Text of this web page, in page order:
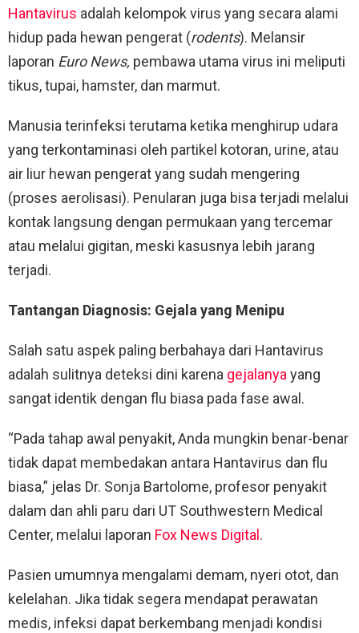
Hantavirus adalah kelompok virus yang secara alami
hidup pada hewan pengerat (rodents). Melansir
laporan Euro News, pembawa utama virus ini meliputi
tikus, tupai, hamster, dan marmut.
Manusia terinfeksi terutama ketika menghirup udara
yang terkontaminasi oleh partikel kotoran, urine, atau
air liur hewan pengerat yang sudah mengering
(proses aerolisasi). Penularan juga bisa terjadi melalui
kontak langsung dengan permukaan yang tercemar
atau melalui gigitan, meski kasusnya lebih jarang
terjadi.
Tantangan Diagnosis: Gejala yang Menipu
Salah satu aspek paling berbahaya dari Hantavirus
adalah sulitnya deteksi dini karena gejalanyayang
sangat identik dengan flu biasa pada fase awal.
“Pada tahap awal penyakit, Anda mungkin benar-benar
tidak dapat membedakan antara Hantavirus dan flu
biasa,” jelas Dr. Sonja Bartolome, profesor penyakit
dalam dan ahli paru dari UT Southwestern Medical
Center, melalui laporan Fox News Digital .
Pasien umumnya mengalami demam, nyeri otot, dan
kelelahan. Jika tidak segera mendapat perawatan
medis, infeksi dapat berkembang menjadi kondisi